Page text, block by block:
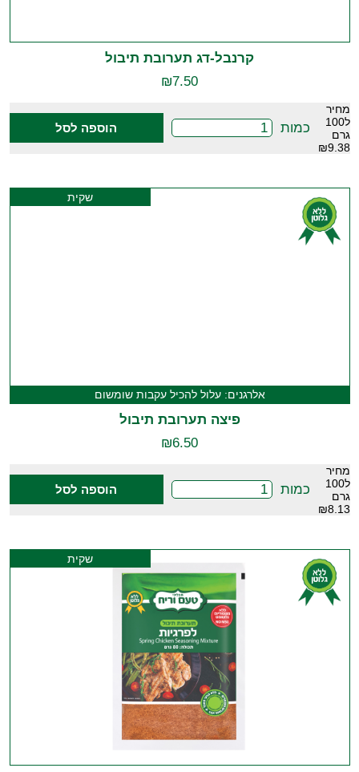
קרנבל-דג תערובת תיבול
₪7.50
מחיר
ל100
גרם
₪9.38
כמות הוספה לסל
אלרגנים: עלול להכיל עקבות שומשום
שקית
פיצה תערובת תיבול
₪6.50
מחיר
ל100
גרם
₪8.13
כמות הוספה לסל
שקית